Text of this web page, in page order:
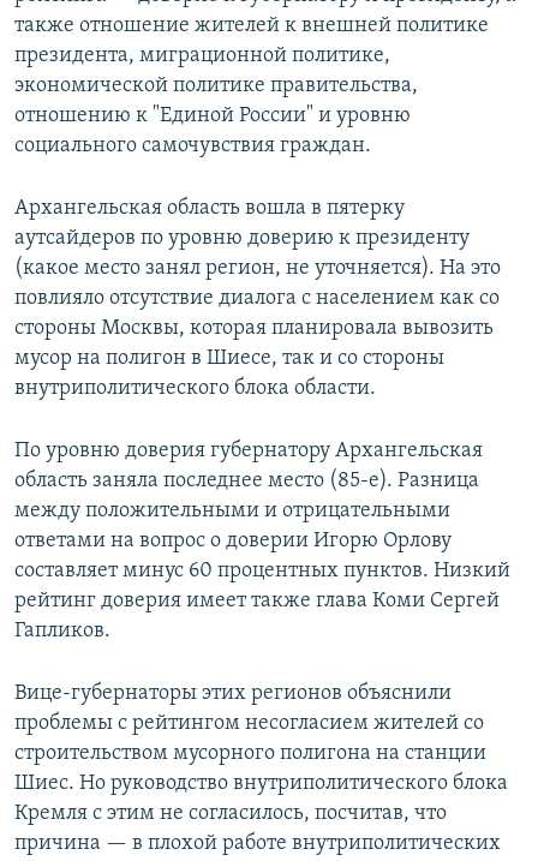
также отношение жителей к внешней политике
президента, миграционной политике,
экономической политике правительства,
отношению к "Единой России" и уровню
социального самочувствия граждан.
Архангельская область вошла в пятерку
аутсайдеров по уровню доверию к президенту
(какое место занял регион, не уточняется). На это
повлияло отсутствие диалога с населением как со
стороны Москвы, которая планировала вывозить
мусор на полигон в Шиесе, так и со стороны
внутриполитического блока области.
По уровню доверия губернатору Архангельская
область заняла последнее место (85-е). Разница
между положительными и отрицательными
ответами на вопрос о доверии Игорю Орлову
составляет минус 60 процентных пунктов. Низкий
рейтинг доверия имеет также глава Коми Сергей
Гапликов.
Вице-губернаторы этих регионов объяснили
проблемы с рейтингом несогласием жителей со
строительством мусорного полигона на станции
Шиес. Но руководство внутриполитического блока
Кремля с этим не согласилось, посчитав, что
причина — в плохой работе внутриполитических